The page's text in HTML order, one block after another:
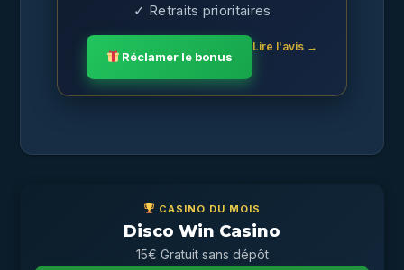
✓ Retraits prioritaires
Réclamer le bonus
Lire l'avis →
CASINO DU MOIS
Disco Win Casino
15€ Gratuit sans dépôt